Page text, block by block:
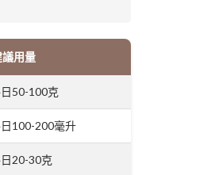
議用量
50-100克
100-200毫升
20-30克